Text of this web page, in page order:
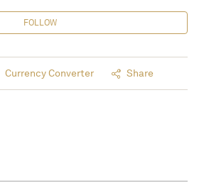
FOLLOW
Currency Converter Share